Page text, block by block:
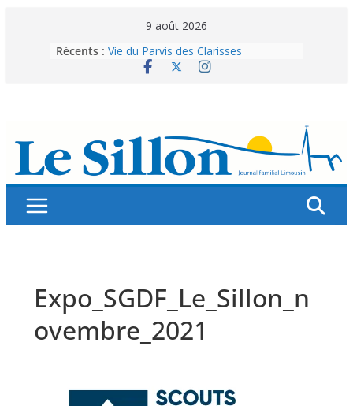
9 août 2026
Récents : Abonnez-vous ! Réabonnez-vous !
Vie du Parvis des Clarisses
La brochure « Des vacances
ans de Fraternité
Splendeurs murales de nos églises
Expo_SGDF_Le_Sillon_n
ovembre_2021